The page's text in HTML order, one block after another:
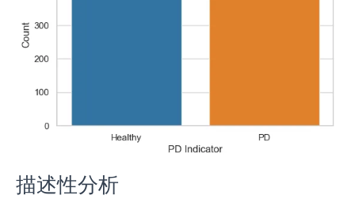
描述性分析